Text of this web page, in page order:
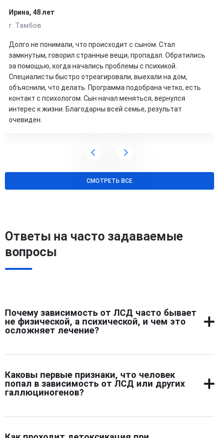
Ирина, 48 лет
г. Тамбов
Долго не понимали, что происходит с сыном. Стал
замкнутым, говорил странные вещи, пропадал. Обратились
за помощью, когда начались проблемы с психикой.
Специалисты быстро отреагировали, выехали на дом,
объяснили, что делать. Программа подобрана четко, есть
контакт с психологом. Сын начал меняться, вернулся
интерес к жизни. Благодарны всей семье, результат
очевиден.
СМОТРЕТЬ ВСЕ
Ответы на часто задаваемые
вопросы
Почему зависимость от ЛСД часто бывает
не физической, а психической, и чем это
осложняет лечение?
ЛСД не вызывает физической тяги в привычном
зависимость. Человек стремится повторить
галлюциногенный опыт ради «расширения сознания».
Каковы первые признаки, что человек
попал в зависимость от ЛСД или других
галлюциногенов?
Появляются резкие перепады настроения,